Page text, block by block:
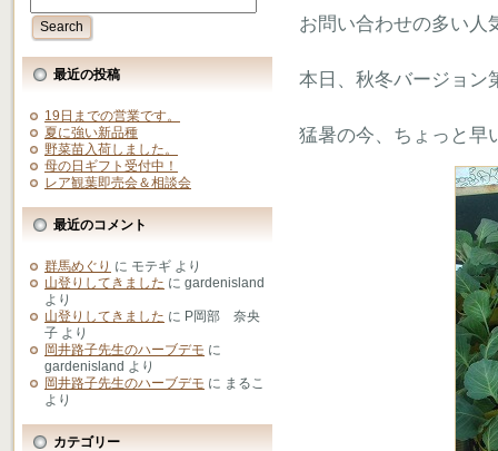
最近の投稿
19日までの営業です。
夏に強い新品種
野菜苗入荷しました。
母の日ギフト受付中！
レア観葉即売会＆相談会
最近のコメント
群馬めぐり に モテギ より
山登りしてきました に gardenisland
より
山登りしてきました に P岡部 奈央
子 より
岡井路子先生のハーブデモ に
gardenisland より
岡井路子先生のハーブデモ に まるこ
より
カテゴリー
お問い合わせの多い人
本日、秋冬バージョン
猛暑の今、ちょっと早